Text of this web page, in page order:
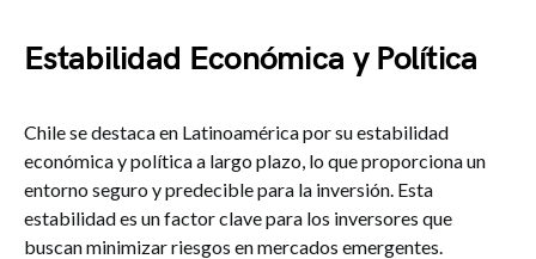
Estabilidad Económica y Política
Chile se destaca en Latinoamérica por su estabilidad
económica y política a largo plazo, lo que proporciona un
entorno seguro y predecible para la inversión. Esta
estabilidad es un factor clave para los inversores que
buscan minimizar riesgos en mercados emergentes.